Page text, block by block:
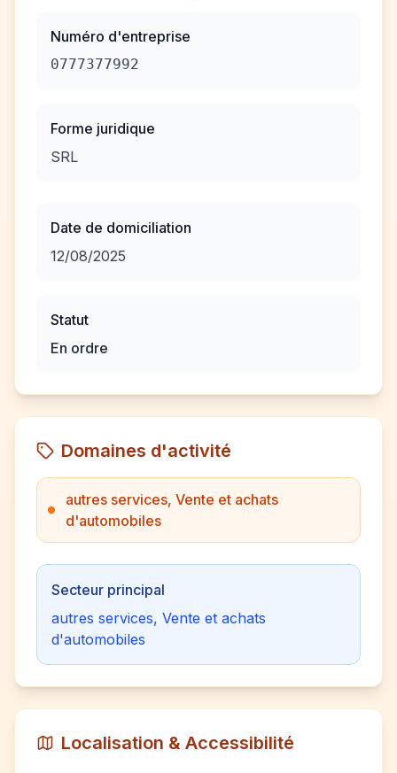
Numéro d'entreprise
0777377992
Forme juridique
SRL
Date de domiciliation
12/08/2025
Statut
En ordre
Domaines d'activité
autres services, Vente et achats
d'automobiles
Secteur principal
autres services, Vente et achats
d'automobiles
Localisation & Accessibilité